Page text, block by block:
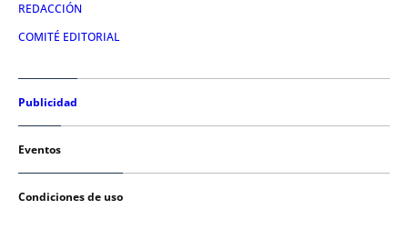
REDACCIÓN
COMITÉ EDITORIAL
Publicidad
Eventos
Condiciones de uso